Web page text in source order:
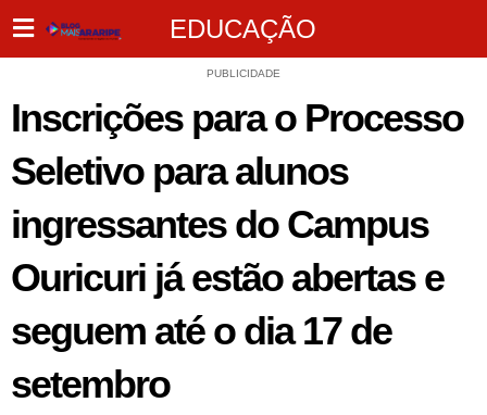
EDUCAÇÃO
PUBLICIDADE
Inscrições para o Processo
Seletivo para alunos
ingressantes do Campus
Ouricuri já estão abertas e
seguem até o dia 17 de
setembro